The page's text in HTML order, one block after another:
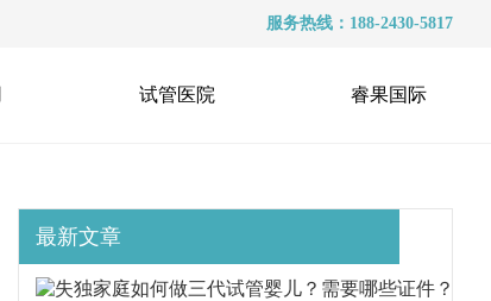
服务热线：188-2430-5817
试管医院 睿果国际
最新文章